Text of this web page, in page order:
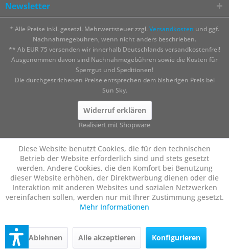
Newsletter
* Alle Preise inkl. gesetzl. Mehrwertsteuer zzgl. Versandkosten und ggf.
Nachnahmegebühren, wenn nicht anders beschrieben.
** Ab EUR 75 versenden wir innerhalb Deutschlands versandkostenfrei!
Ausgenommen davon sind Nachnahmegebühren sowie die Kosten für
Sperrgut und Speditionen!
Die durchgestrichenen Preise entsprechen dem bisherigen Preis bei
Sun Sky.
Widerruf erklären
Realisiert mit Shopware
Diese Website benutzt Cookies, die für den technischen
Betrieb der Website erforderlich sind und stets gesetzt
werden. Andere Cookies, die den Komfort bei Benutzung
dieser Website erhöhen, der Direktwerbung dienen oder die
Interaktion mit anderen Websites und sozialen Netzwerken
vereinfachen sollen, werden nur mit Ihrer Zustimmung gesetzt.
Mehr Informationen
Ablehnen Alle akzeptieren Konfigurieren